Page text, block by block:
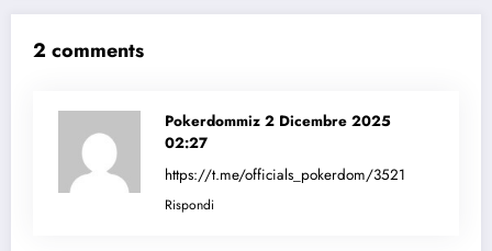
2 comments
Pokerdommiz 2 Dicembre 2025
02:27
https://t.me/officials_pokerdom/3521
Rispondi